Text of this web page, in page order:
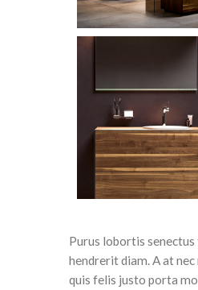
Purus lobortis
hendrerit diam. A at
quis felis justo porta